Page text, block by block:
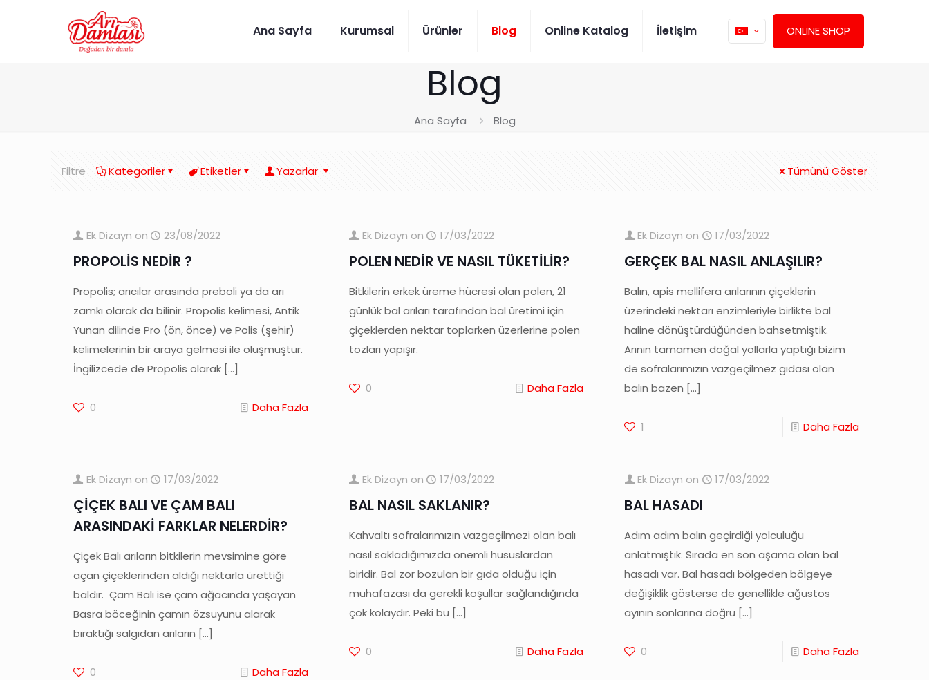
Ana Sayfa Kurumsal Ürünler Blog Online Katalog İletişim ONLINE SHOP
Blog
Ana Sayfa Blog
Filtre Kategoriler Etiketler Yazarlar Tümünü Göster
Ek Dizayn on 23/08/2022
PROPOLİS NEDİR ?
Propolis; arıcılar arasında preboli ya da arı
zamkı olarak da bilinir. Propolis kelimesi, Antik
Yunan dilinde Pro (ön, önce) ve Polis (şehir)
kelimelerinin bir araya gelmesi ile oluşmuştur.
İngilizcede de Propolis olarak[…]
0 Daha Fazla
Ek Dizayn on 17/03/2022
POLEN NEDİR VE NASIL TÜKETİLİR?
Bitkilerin erkek üreme hücresi olan polen, 21
günlük bal arıları tarafından bal üretimi için
çiçeklerden nektar toplarken üzerlerine polen
tozları yapışır.
0 Daha Fazla
Ek Dizayn on 17/03/2022
GERÇEK BAL NASIL ANLAŞILIR?
Balın, apis mellifera arılarının çiçeklerin
üzerindeki nektarı enzimleriyle birlikte bal
haline dönüştürdüğünden bahsetmiştik.
Arının tamamen doğal yollarla yaptığı bizim
de sofralarımızın vazgeçilmez gıdası olan
balın bazen […]
1 Daha Fazla
Ek Dizayn on 17/03/2022
ÇİÇEK BALI VE ÇAM BALI
ARASINDAKİ FARKLAR NELERDİR?
Çiçek Balı arıların bitkilerin mevsimine göre
açan çiçeklerinden aldığı nektarla ürettiği
baldır. Çam Balı ise çam ağacında yaşayan
Basra böceğinin çamın özsuyunu alarak
bıraktığı salgıdan arıların […]
0 Daha Fazla
Ek Dizayn on 17/03/2022
BAL NASIL SAKLANIR?
Kahvaltı sofralarımızın vazgeçilmezi olan balı
nasıl sakladığımızda önemli hususlardan
biridir. Bal zor bozulan bir gıda olduğu için
muhafazası da gerekli koşullar sağlandığında
çok kolaydır. Peki bu […]
0 Daha Fazla
Ek Dizayn on 17/03/2022
BAL HASADI
Adım adım balın geçirdiği yolculuğu
anlatmıştık. Sırada en son aşama olan bal
hasadı var. Bal hasadı bölgeden bölgeye
değişiklik gösterse de genellikle ağustos
ayının sonlarına doğru […]
0 Daha Fazla